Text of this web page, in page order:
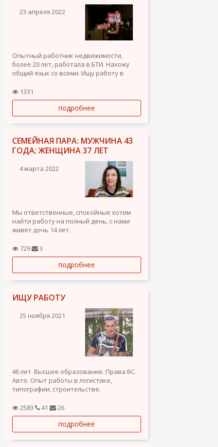
23 апреля 2022
Опытный работник недвижимости,
более 20 лет, работала в БТИ. Нахожу
общий язык со всеми. Ищу работу в
1331
подробнее
СЕМЕЙНАЯ ПАРА: МУЖЧИНА 43
ГОДА; ЖЕНЩИНА 37 ЛЕТ
4 марта 2022
Мы ответственные, спокойные хотим
найти работу на полный день, с нами
живёт дочь 14 лет.
Муж-высшее образование: инженер
механик(автослесарь); опыт работы
более 5-ти лет работал инженер-
конструктором рекламных конструкций
и торгового...
729 3
подробнее
ИЩУ РАБОТУ
25 ноября 2021
46 лет. Высшее образование. Права ВС.
Авто. Опыт работы в логистике,
типографии, строительстве.
Итальянская резиденция (illimitata),
испанский Seg.Soc., NIE, SIP. Ищу любую
достойную работу. Готов реализовать
свои амбиции в новой интересной
работе....
2583 41 26
подробнее